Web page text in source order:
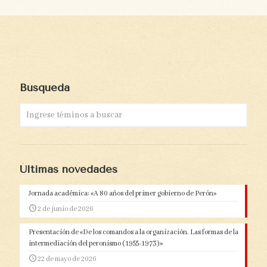
Búsqueda
Últimas novedades
Jornada académica: «A 80 años del primer gobierno de Perón»
2 de junio de 2026
Presentación de «De los comandos a la organización. Las formas de la
intermediación del peronismo (1955-1973)»
22 de mayo de 2026